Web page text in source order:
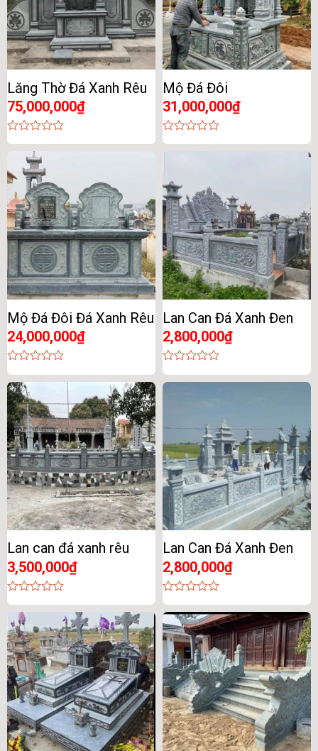
Lăng Thờ Đá Xanh Rêu
75,000,000₫
0
5
Mộ Đá Đôi
31,000,000₫
0
Mộ Đá Đôi Đá Xanh Rêu
24,000,000₫
0
out
of
5
Lan Can Đá Xanh Đen
2,800,000₫
0
out
Lan can đá xanh rêu
3,500,000₫
0
out
of
5
Lan Can Đá Xanh Đen
2,800,000₫
0
out
of
5